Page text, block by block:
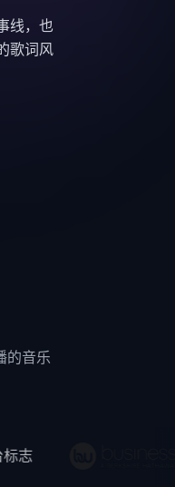
线，也
歌词风
的音乐